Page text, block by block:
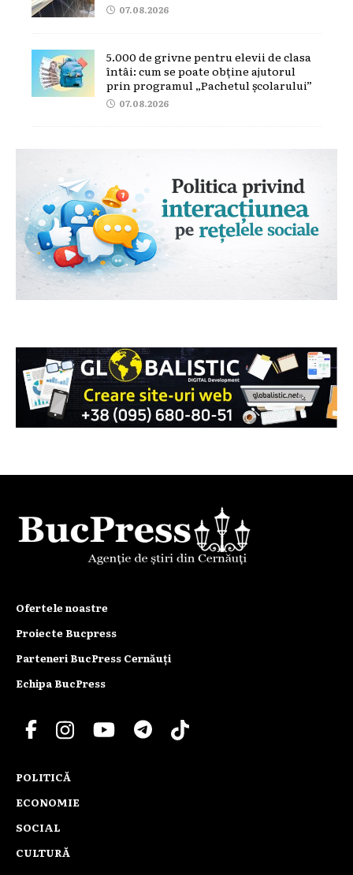
07.08.2026
5.000 de grivne pentru elevii de clasa
întâi: cum se poate obține ajutorul
prin programul „Pachetul școlarului”
07.08.2026
Ofertele noastre
Proiecte Bucpress
Parteneri BucPress Cernăuți
Echipa BucPress
POLITICĂ
ECONOMIE
SOCIAL
CULTURĂ